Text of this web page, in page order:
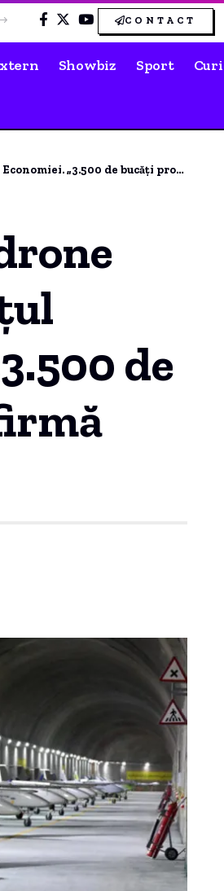
CONTACT
Showbiz Sport
produse anual”, afirmă Bogdan Ivan.
de